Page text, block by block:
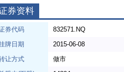
券资料
券代码
832571.NQ
牌日期
2015-06-08
让方式
做市